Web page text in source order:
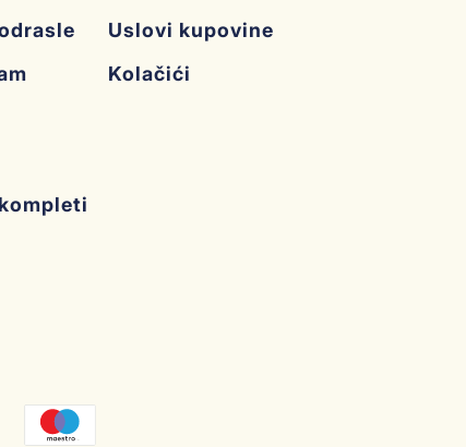
Uslovi kupovine
Kolačići